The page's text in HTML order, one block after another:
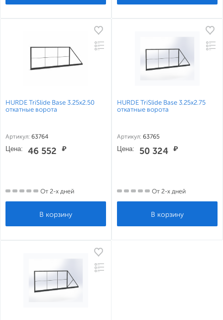
HURDE TriSlide Base 3.25x2.50
откатные ворота
Артикул: 63764
Цена: 46 552 ₽
От 2-х дней
HURDE TriSlide Base 3.25x2.75
откатные ворота
Артикул: 63765
Цена: 50 324 ₽
От 2-х дней